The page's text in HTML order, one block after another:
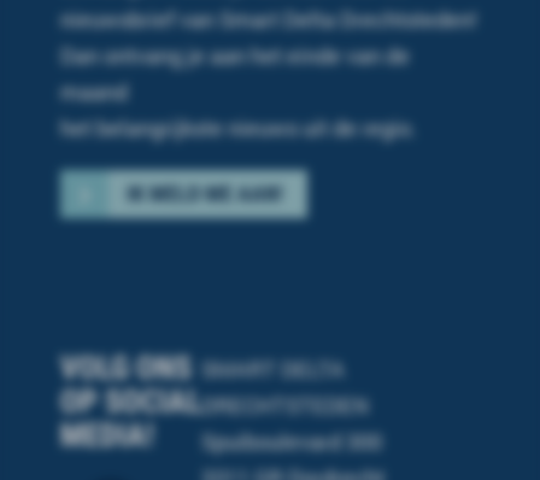
SMART DELTA
DRECHTSTEDEN
Spuiboulevard 300
VOLG ONS
OP SOCIAL
MEDIA!
nieuwsbrief van Smart Delta Drechtsteden!
Dan ontvang jeaan het einde van de
maand
het belangrijkstenieuws uit de regio.
IK MELD ME AAN!